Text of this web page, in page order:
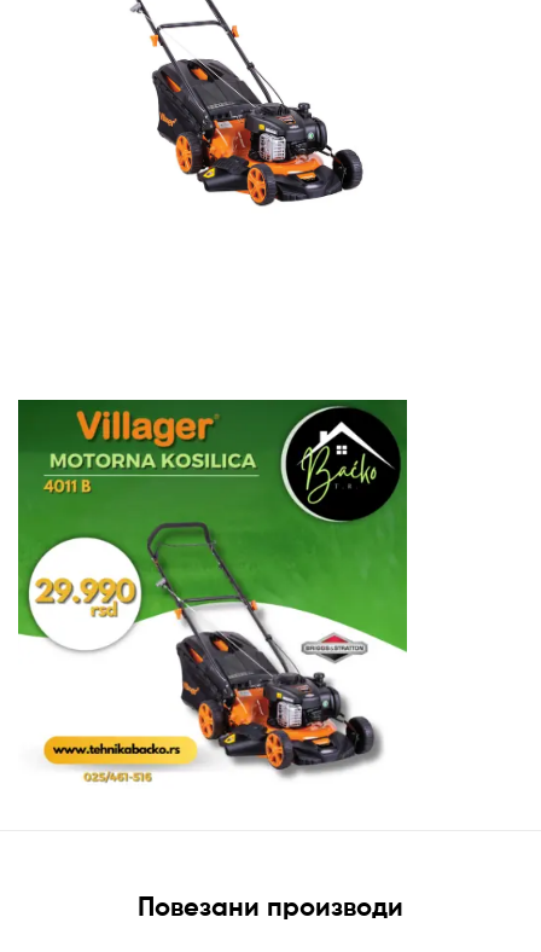
Повезани производи